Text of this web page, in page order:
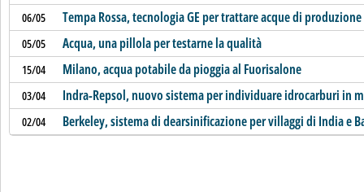
06/05 Tempa Rossa, tecnologia GE per trattare acque di produzione
05/05 Acqua, una pillola per testarne la qualità
15/04 Milano, acqua potabile da pioggia al Fuorisalone
03/04 Indra-Repsol, nuovo sistema per individuare idrocarburi in
02/04 Berkeley, sistema di dearsinificazione per villaggi di India e